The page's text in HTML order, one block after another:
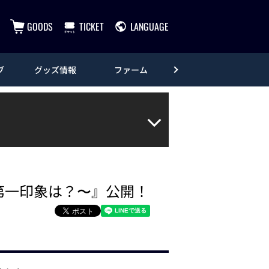
GOODS TICKET LANGUAGE
グッズ情報 ファーム
印象は？〜』公開！